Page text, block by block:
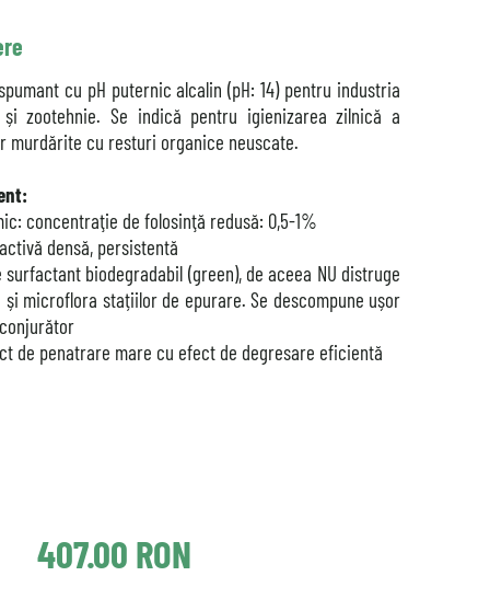
cu pH puternic alcalin (pH: 14) pentru industria
și zootehnie. Se indică pentru igienizarea zilnică a
murdărite cu resturi organice neuscate.
concentraţie de folosinţă redusă: 0,5-1%
densă, persistentă
biodegradabil (green), de aceea NU distruge
microflora stațiilor de epurare. Se descompune ușor
de penatrare mare cu efect de degresare eficientă
407.00 RON